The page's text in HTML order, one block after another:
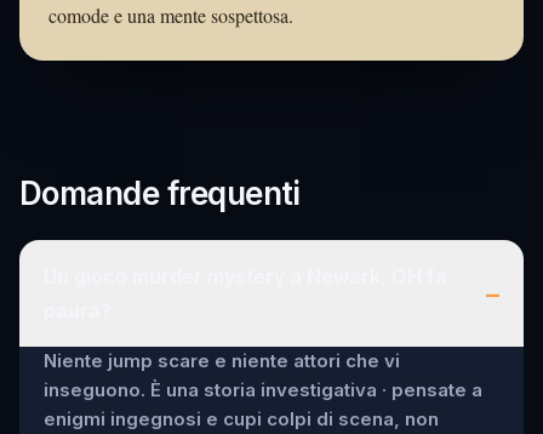
comode e una mente sospettosa.
Domande frequenti
–
Niente jump scare e niente attori che vi
inseguono. È una storia investigativa · pensate a
enigmi ingegnosi e cupi colpi di scena, non